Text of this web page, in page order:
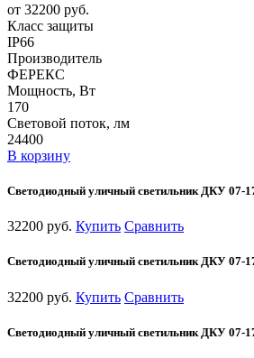
от 32200 руб.
Класс защиты
IP66
Производитель
ФЕРЕКС
Мощность, Вт
170
Световой поток, лм
24400
В корзину
Светодиодный уличный светильник ДКУ 07-
32200 руб. Купить Сравнить
Светодиодный уличный светильник ДКУ 07-
32200 руб. Купить Сравнить
Светодиодный уличный светильник ДКУ 07-